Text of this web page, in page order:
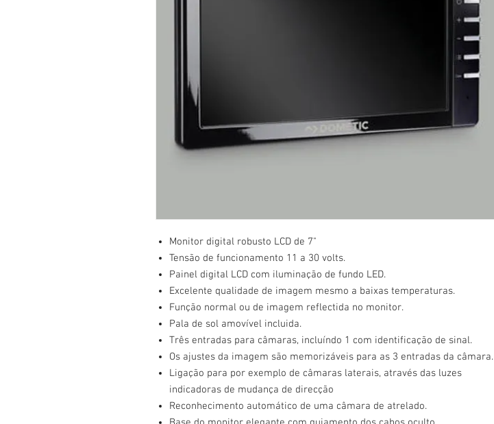
Monitor digital robusto LCD de 7"
Tensão de funcionamento 11 a 30 volts.
Painel digital LCD com iluminação de fundo LED.
Excelente qualidade de imagem mesmo a baixas temperaturas.
Função normal ou de imagem reflectida no monitor.
Pala de sol amovível incluida.
Três entradas para câmaras, incluíndo 1 com identificação de sinal.
Os ajustes da imagem são memorizáveis para as 3 entradas da câmara.
Ligação para por exemplo de câmaras laterais, através das luzes
indicadoras de mudança de direcção
Reconhecimento automático de uma câmara de atrelado.